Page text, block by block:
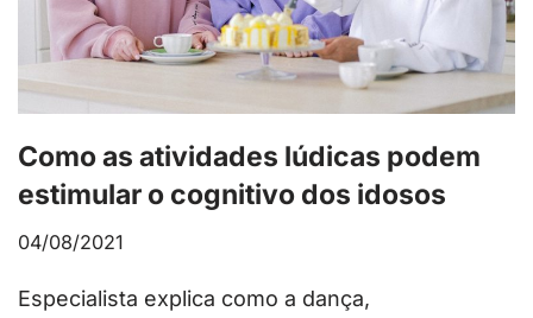
Como as atividades lúdicas podem
estimular o cognitivo dos idosos
04/08/2021
Especialista explica como a dança,